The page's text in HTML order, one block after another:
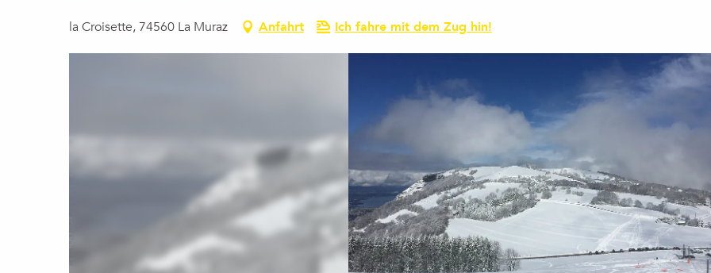
la Croisette, 74560 La Muraz Anfahrt Ich fahre mit dem Zug hin!